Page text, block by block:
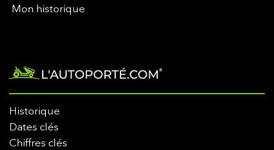
Mon historique
Historique
Dates clés
Chiffres clés